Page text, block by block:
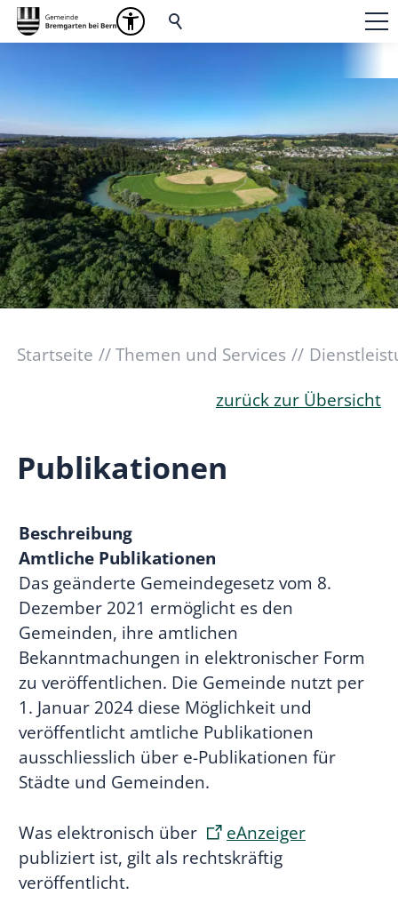
Startseite Themen und Services
zurück zur Übersicht
Publikationen
Beschreibung
Amtliche Publikationen
Das geänderte Gemeindegesetz vom 8.
Dezember 2021 ermöglicht es den
Gemeinden, ihre amtlichen
Bekanntmachungen in elektronischer Form
zu veröffentlichen. Die Gemeinde nutzt per
1. Januar 2024 diese Möglichkeit und
veröffentlicht amtliche Publikationen
ausschliesslich über e-Publikationen für
Städte und Gemeinden.
Was elektronisch über
eAnzeiger
publiziert ist, gilt als rechtskräftig
veröffentlicht.